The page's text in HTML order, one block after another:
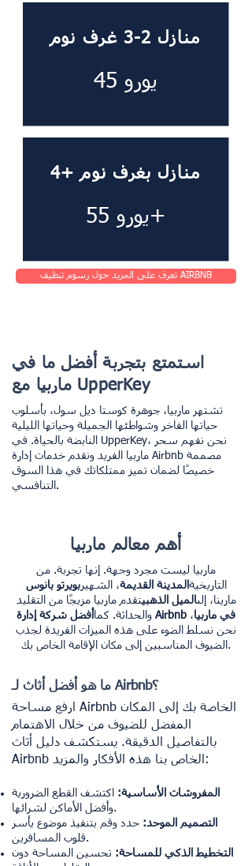
منازل 2-3 غرف نوم
45 يورو
4+ منازل بغرف نوم
55 يورو+
تعرف على المزيد حول رسوم تنظيف AIRBNB
استمتع بتجربة أفضل ما في
ماربيا مع UpperKey
تشتهر ماربيا، جوهرة كوستا ديل سول، بأسلوب
حياتها الفاخر وشواطئها الجميلة وحياتها الليلية
النابضة بالحياة. في UpperKey، نحن نفهم سحر
ماربيا الفريد ونقدم خدمات إدارة Airbnb مصممة
خصيصًا لضمان تميز ممتلكاتك في هذا السوق
التنافسي.
أهم معالم ماربيا
ماربيا ليست مجرد وجهة. إنها تجربة. من
التاريخية المدينة القديمة، الشهيربويرتو بانوس
مارينا، إلىالميل الذهبيتقدم ماربيا مزيجًا من التقليد
والحداثة. كما
أفضل شركة إدارة Airbnb في ماربيا،
نحن نسلط الضوء على هذه الميزات الفريدة لجذب
الضيوف المناسبين إلى مكان الإقامة الخاص بك.
ما هو أفضل أثاث لـ Airbnb؟
ارفع مساحة Airbnb الخاصة بك إلى المكان
المفضل للضيوف من خلال الاهتمام
بالتفاصيل الدقيقة. يستكشف دليل أثاث
Airbnb الخاص بنا هذه الأفكار والمزيد:
المفروشات الأساسية: اكتشف القطع الضرورية
وأفضل الأماكن لشرائها.
التصميم الموحد: حدد وقم بتنفيذ موضوع يأسر
قلوب المسافرين.
التخطيط الذكي للمساحة: تحسين المساحة دون